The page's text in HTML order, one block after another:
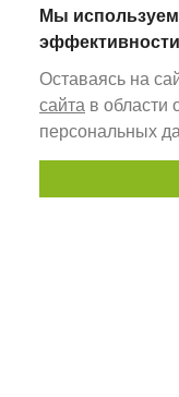
Мы
Оставаясь на
сайта в области
персональных